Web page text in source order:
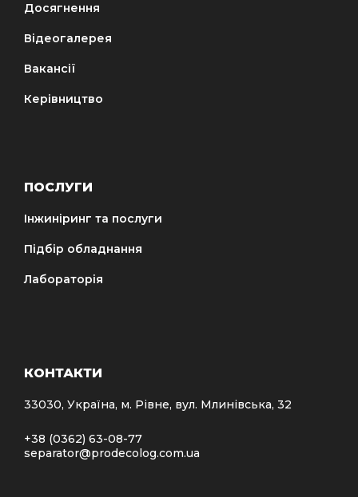
Досягнення
Відеогалерея
Вакансії
Керівництво
ПОСЛУГИ
Інжиніринг та послуги
Підбір обладнання
Лабораторія
КОНТАКТИ
33030, Україна, м. Рівне, вул. Млинівська, 32
+38 (0362) 63-08-77
separator@prodecolog.com.ua